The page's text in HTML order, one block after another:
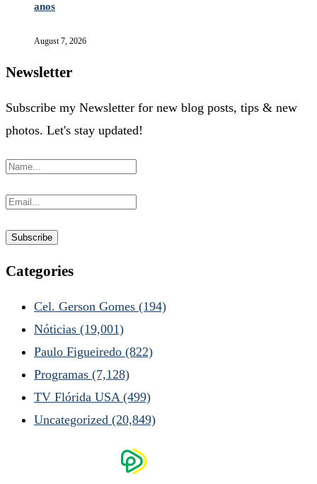
anos
August 7, 2026
Newsletter
Subscribe my Newsletter for new blog posts, tips & new
photos. Let's stay updated!
Categories
Cel. Gerson Gomes (194)
Nóticias (19,001)
Paulo Figueiredo (822)
Programas (7,128)
TV Flórida USA (499)
Uncategorized (20,849)